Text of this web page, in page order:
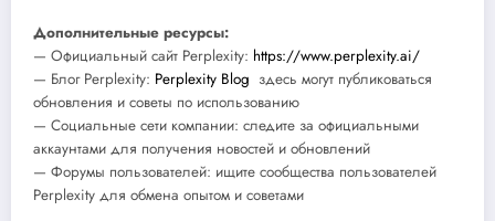
Дополнительные ресурсы:
— Официальный сайт Perplexity: https://www.perplexity.ai/
— Блог Perplexity: Perplexity Blog здесь могут публиковаться
обновления и советы по использованию
— Социальные сети компании: следите за официальными
аккаунтами для получения новостей и обновлений
— Форумы пользователей: ищите сообщества пользователей
Perplexity для обмена опытом и советами